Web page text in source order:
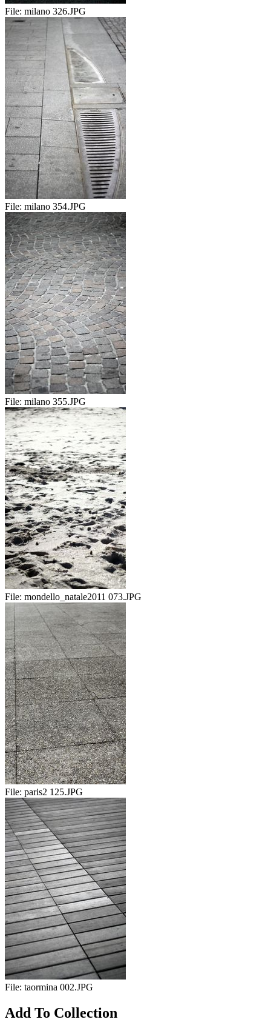
File: milano 326.JPG
File: milano 354.JPG
File: milano 355.JPG
File: mondello_natale2011 073.JPG
File: paris2 125.JPG
File: taormina 002.JPG
Add To Collection